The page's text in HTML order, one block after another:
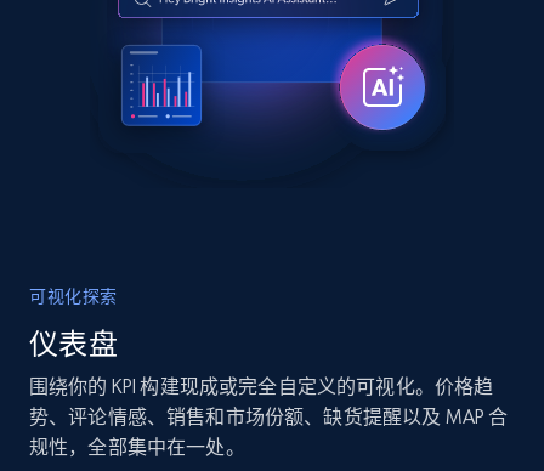
可视化探索
仪表盘
围绕你的 KPI 构建现成或完全自定义的可视化。价格趋
势、评论情感、销售和市场份额、缺货提醒以及 MAP 合
规性，全部集中在一处。